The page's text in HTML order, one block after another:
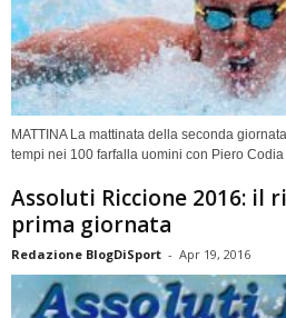
MATTINA La mattinata della seconda
tempi nei 100 farfalla uomini con Piero Codia
Assoluti Riccione 2016: il
prima giornata
Redazione BlogDiSport - Apr 19, 2016